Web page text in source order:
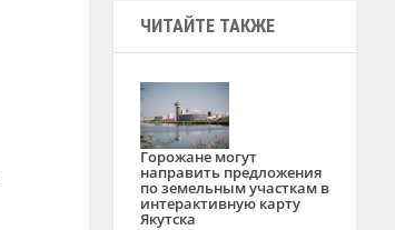
ЧИТАЙТЕ ТАКЖЕ
Горожане могут
направить предложения
по земельным участкам в
интерактивную карту
Якутска